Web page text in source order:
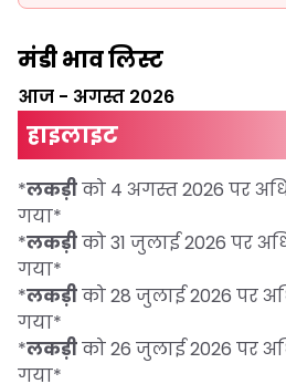
मंडी भाव लिस्ट
आज - अगस्त 2026
हाइलाइट
*लकड़ीको 4 अगस्त 2026 पर
गया*
*लकड़ीको 31 जुलाई 2026 पर
गया*
*लकड़ीको 28 जुलाई 2026 पर
गया*
*लकड़ीको 26 जुलाई 2026 पर
गया*